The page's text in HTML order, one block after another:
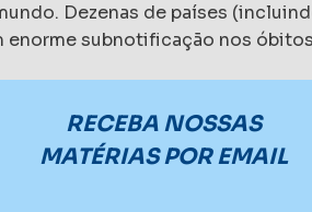
Dezenas de países
enorme subnotificação nos
RECEBA NOSSAS
MATÉRIAS POR EMAIL